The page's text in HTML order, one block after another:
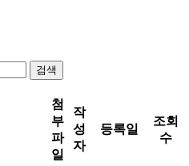
검색
첨
부
파
일
작
성
자
등록일
조회
수